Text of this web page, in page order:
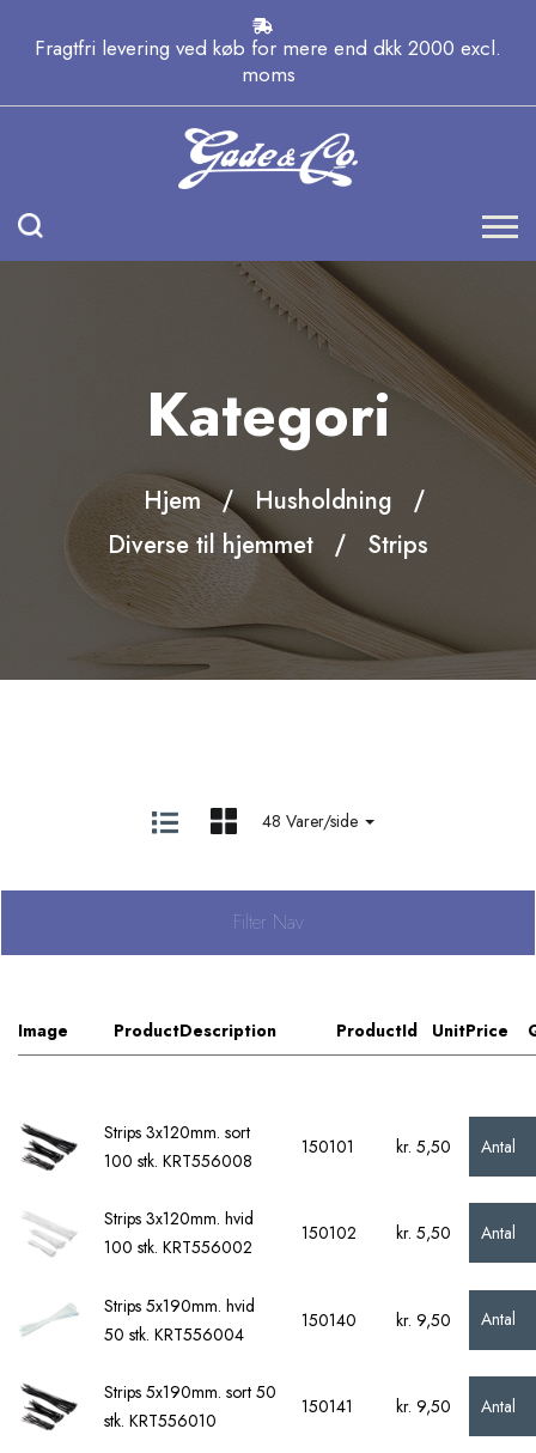
Fragtfri levering ved køb for mere end dkk 2000 excl.
moms
Kategori
Hjem
Husholdning
Diverse til hjemmet
Strips
48 Varer/side
Filter Nav
Image ProductDescription ProductId UnitPrice
Strips 3x120mm. sort
100 stk. KRT556008
150101 kr. 5,50 Antal
Strips 3x120mm. hvid
100 stk. KRT556002
150102 kr. 5,50 Antal
Strips 5x190mm. hvid
50 stk. KRT556004
150140 kr. 9,50 Antal
Strips 5x190mm. sort 50
stk. KRT556010
150141 kr. 9,50 Antal